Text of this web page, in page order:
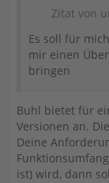
Zitat von
Es soll für
mir einen
bringen
Buhl bietet für
Versionen an.
Deine
ist) wird, dann